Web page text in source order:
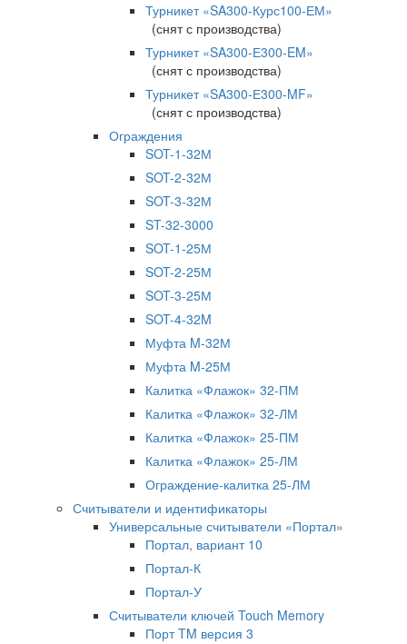
Турникет «SA300-Курс100-ЕМ»
(снят с производства)
Турникет «SA300-Е300-EM»
(снят с производства)
Турникет «SA300-Е300-MF»
(снят с производства)
Ограждения
SOT-1-32М
SOT-2-32М
SOT-3-32М
ST-32-3000
SOT-1-25М
SOT-2-25М
SOT-3-25М
SOT-4-32M
Муфта M-32М
Муфта M-25М
Калитка «Флажок» 32-ПМ
Калитка «Флажок» 32-ЛМ
Калитка «Флажок» 25-ПМ
Калитка «Флажок» 25-ЛМ
Ограждение-калитка 25-ЛМ
Считыватели и идентификаторы
Универсальные считыватели «Портал»
Портал, вариант 10
Портал-К
Портал-У
Считыватели ключей Touch Memory
Порт TM версия 3